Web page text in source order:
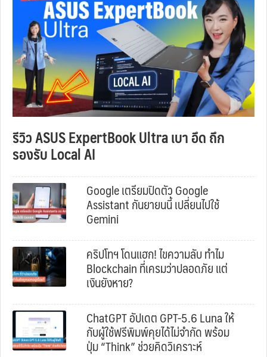
รีวิว ASUS ExpertBook Ultra เบา อึด ถึก
รองรับ Local AI
Google เตรียมปิดตัว Google
Assistant กันยายนนี้ เปลี่ยนไปใช้
Gemini
คริปโทฯ โดนแฮก! ไขความลับ ทำไม
Blockchain ที่เครมว่าปลอดภัย แต่
เงินยังหาย?
ChatGPT อัปเดต GPT-5.6 Luna ให้
กับผู้ใช้ฟรีพิมพ์คุยได้ไม่จำกัด พร้อม
ปุ่ม “Think” ช่วยคิดวิเคราะห์